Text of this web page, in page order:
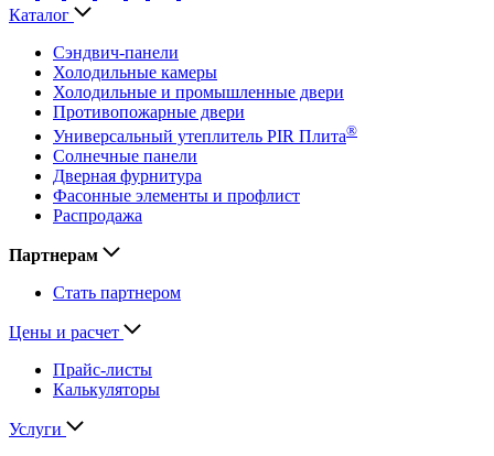
Каталог
Сэндвич-панели
Холодильные камеры
Холодильные и промышленные двери
Противопожарные двери
Универсальный утеплитель PIR Плита®
Солнечные панели
Дверная фурнитура
Фасонные элементы и профлист
Распродажа
Партнерам
Стать партнером
Цены и расчет
Прайс-листы
Калькуляторы
Услуги